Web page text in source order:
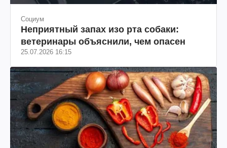
Социум
Неприятный запах изо рта собаки:
ветеринары объяснили, чем опасен
25.07.2026 16:15